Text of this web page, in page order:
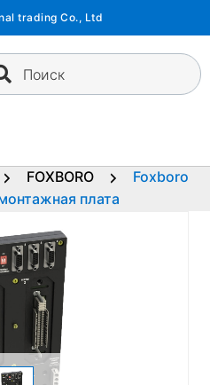
trading Co., Ltd
Поиск
FOXBORO
Foxboro
плата